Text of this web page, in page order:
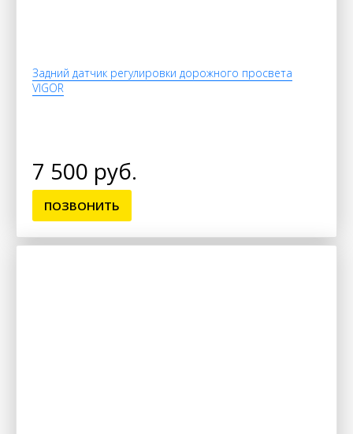
Задний датчик регулировки дорожного просвета
VIGOR
7 500 руб.
ПОЗВОНИТЬ